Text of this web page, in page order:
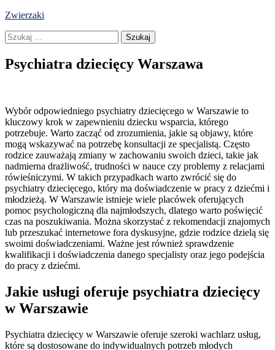
Skip
content
Zwierzaki
Szukaj:
Psychiatra dziecięcy Warszawa
Wybór odpowiedniego psychiatry dziecięcego w Warszawie to
kluczowy krok w zapewnieniu dziecku wsparcia, którego
potrzebuje. Warto zacząć od zrozumienia, jakie są objawy, które
mogą wskazywać na potrzebę konsultacji ze specjalistą. Często
rodzice zauważają zmiany w zachowaniu swoich dzieci, takie jak
nadmierna drażliwość, trudności w nauce czy problemy z relacjami
rówieśniczymi. W takich przypadkach warto zwrócić się do
psychiatry dziecięcego, który ma doświadczenie w pracy z dziećmi i
młodzieżą. W Warszawie istnieje wiele placówek oferujących
pomoc psychologiczną dla najmłodszych, dlatego warto poświęcić
czas na poszukiwania. Można skorzystać z rekomendacji znajomych
lub przeszukać internetowe fora dyskusyjne, gdzie rodzice dzielą się
swoimi doświadczeniami. Ważne jest również sprawdzenie
kwalifikacji i doświadczenia danego specjalisty oraz jego podejścia
do pracy z dziećmi.
Jakie usługi oferuje psychiatra dziecięcy
w Warszawie
Psychiatra dziecięcy w Warszawie oferuje szeroki wachlarz usług,
które są dostosowane do indywidualnych potrzeb młodych